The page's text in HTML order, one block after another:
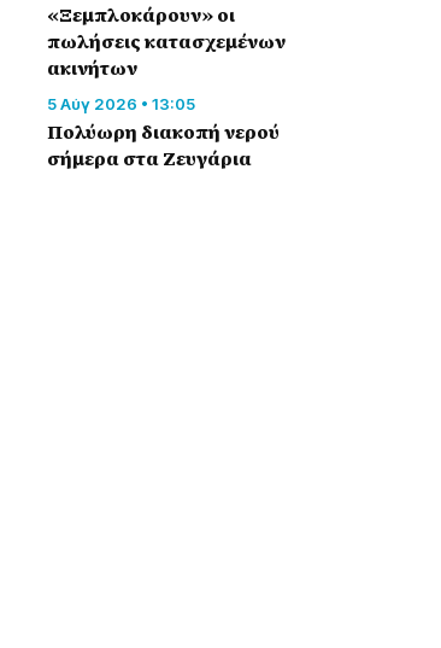
«Ξεμπλοκάρουν» οι
πωλήσεις κατασχεμένων
ακινήτων
5 Αύγ 2026 • 13:05
Πολύωρη διακοπή νερού
σήμερα στα Ζευγάρια